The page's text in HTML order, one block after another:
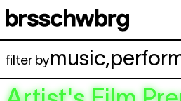
Aller au contenu principal
filter bymusic,